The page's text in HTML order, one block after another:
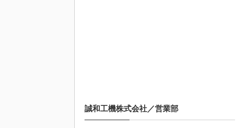
誠和工機株式会社／営業部